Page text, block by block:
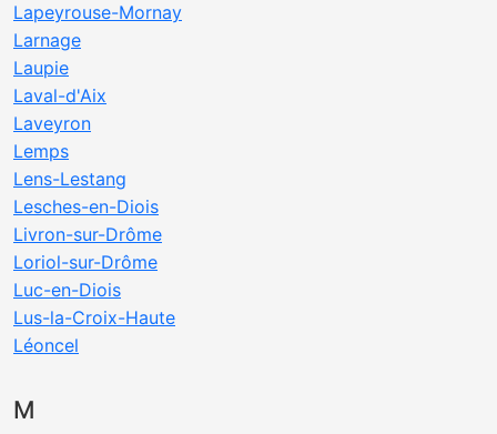
Lapeyrouse-Mornay
Larnage
Laupie
Laval-d'Aix
Laveyron
Lemps
Lens-Lestang
Lesches-en-Diois
Livron-sur-Drôme
Loriol-sur-Drôme
Luc-en-Diois
Lus-la-Croix-Haute
Léoncel
M